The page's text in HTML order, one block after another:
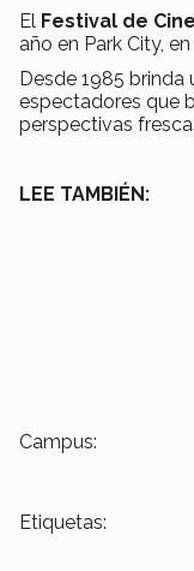
El Festival de
año en Park City,
Desde 1985 brinda
espectadores que
perspectivas
LEE TAMBIÉN:
Campus:
Etiquetas: